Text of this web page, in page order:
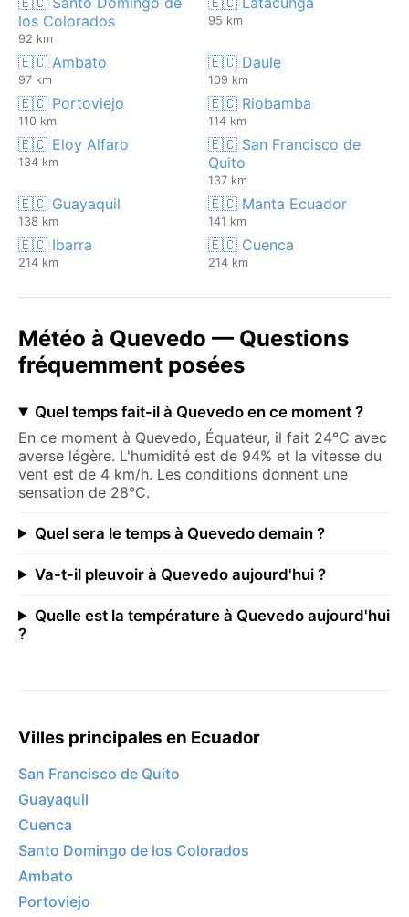
los Colorados
92 km
95 km
🇪🇨 Ambato
97 km
🇪🇨 Daule
109 km
🇪🇨 Portoviejo
110 km
🇪🇨 Riobamba
114 km
🇪🇨 Eloy Alfaro
134 km
🇪🇨 San Francisco de
Quito
137 km
🇪🇨 Guayaquil
138 km
🇪🇨 Manta Ecuador
141 km
🇪🇨 Ibarra
214 km
🇪🇨 Cuenca
214 km
Météo à Quevedo — Questions
fréquemment posées
Quel temps fait-il à Quevedo en ce moment ?
En ce moment à Quevedo, Équateur, il fait 24°C avec
averse légère. L'humidité est de 94% et la vitesse du
vent est de 4 km/h. Les conditions donnent une
sensation de 28°C.
Quel sera le temps à Quevedo demain ?
Va-t-il pleuvoir à Quevedo aujourd'hui ?
Quelle est la température à Quevedo aujourd'hui
?
Villes principales en Ecuador
San Francisco de Quito
Guayaquil
Cuenca
Santo Domingo de los Colorados
Ambato
Portoviejo